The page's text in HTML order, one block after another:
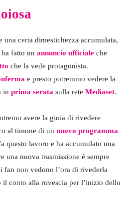
una certa dimestichezza accumulata,
fatto un annuncio ufficiale che
che la vede protagonista.
e presto potremmo vedere la
in prima serata sulla rete Mediaset.
avere la gioia di rivedere
al timone di un nuovo programma
questo lavoro e ha accumulato una
una nuova trasmissione è sempre
fan non vedono l’ora di rivederla
il conto alla rovescia per l’inizio dello